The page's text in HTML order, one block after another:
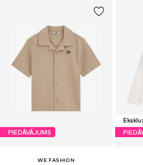
PIEDĀVĀJUMS
WE FASHION